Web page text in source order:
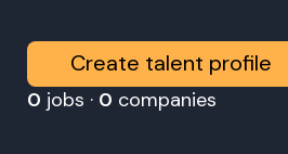
Create talent profile
0 jobs · 0 companies